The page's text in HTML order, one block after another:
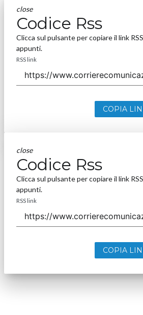
close
Codice Rss
Clicca sul pulsante per copiare il link
appunti.
RSS link
COPIA
close
Codice Rss
Clicca sul pulsante per copiare il link
appunti.
RSS link
COPIA